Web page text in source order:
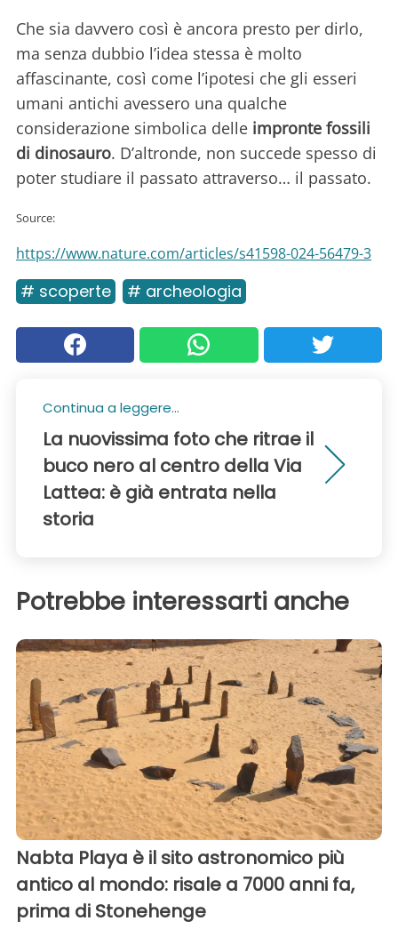
Che sia davvero così è ancora presto per dirlo,
ma senza dubbio l’idea stessa è molto
affascinante, così come l’ipotesi che gli esseri
umani antichi avessero una qualche
considerazione simbolica delle impronte fossili
di dinosauro. D’altronde, non succede spesso di
poter studiare il passato attraverso… il passato.
Source:
https://www.nature.com/articles/s41598-024-56479-3
# scoperte # archeologia
Continua a leggere...
La nuovissima foto che ritrae il
buco nero al centro della Via
Lattea: è già entrata nella
storia
Potrebbe interessarti anche
Nabta Playa è il sito astronomico più
antico al mondo: risale a 7000 anni fa,
prima di Stonehenge